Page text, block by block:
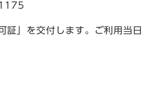
証」を交付します。ご利用当